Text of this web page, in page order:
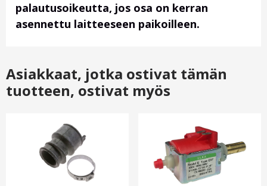
palautusoikeutta, jos osa on kerran
asennettu laitteeseen paikoilleen.
Asiakkaat, jotka ostivat tämän
tuotteen, ostivat myös